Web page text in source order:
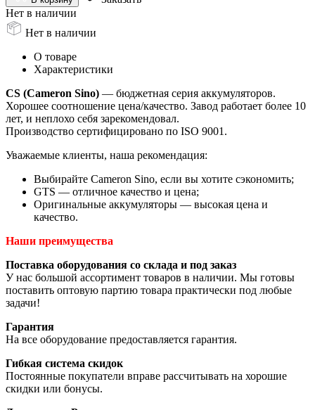
Нет в наличии
Нет в наличии
О товаре
Характеристики
CS (Cameron Sino) — бюджетная серия аккумуляторов.
Хорошее соотношение цена/качество. Завод работает более 10
лет, и неплохо себя зарекомендовал.
Производство сертифицировано по ISO 9001.
Уважаемые клиенты, наша рекомендация:
Выбирайте Cameron Sino, если вы хотите сэкономить;
GTS — отличное качество и цена;
Оригинальные аккумуляторы — высокая цена и
качество.
Наши преимущества
Поставка оборудования со склада и под заказ
У нас большой ассортимент товаров в наличии. Мы готовы
поставить оптовую партию товара практически под любые
задачи!
Гарантия
На все оборудование предоставляется гарантия.
Гибкая система скидок
Постоянные покупатели вправе рассчитывать на хорошие
скидки или бонусы.